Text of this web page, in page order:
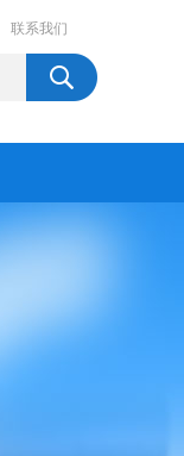
联系我们